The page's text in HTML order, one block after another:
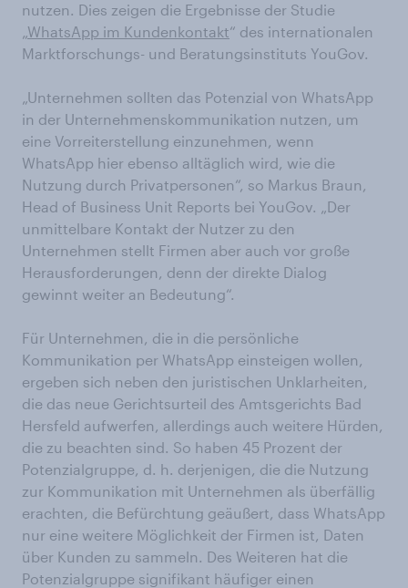
nutzen. Dies zeigen die Ergebnisse der Studie
„WhatsApp im Kundenkontakt“ des internationalen
Marktforschungs- und Beratungsinstituts YouGov.
„Unternehmen sollten das Potenzial von WhatsApp
in der Unternehmenskommunikation nutzen, um
eine Vorreiterstellung einzunehmen, wenn
WhatsApp hier ebenso alltäglich wird, wie die
Nutzung durch Privatpersonen“, so Markus Braun,
Head of Business Unit Reports bei YouGov. „Der
unmittelbare Kontakt der Nutzer zu den
Unternehmen stellt Firmen aber auch vor große
Herausforderungen, denn der direkte Dialog
gewinnt weiter an Bedeutung“.
Für Unternehmen, die in die persönliche
Kommunikation per WhatsApp einsteigen wollen,
ergeben sich neben den juristischen Unklarheiten,
die das neue Gerichtsurteil des Amtsgerichts Bad
Hersfeld aufwerfen, allerdings auch weitere Hürden,
die zu beachten sind. So haben 45 Prozent der
Potenzialgruppe, d. h. derjenigen, die die Nutzung
zur Kommunikation mit Unternehmen als überfällig
erachten, die Befürchtung geäußert, dass WhatsApp
nur eine weitere Möglichkeit der Firmen ist, Daten
über Kunden zu sammeln. Des Weiteren hat die
Potenzialgruppe signifikant häufiger einen